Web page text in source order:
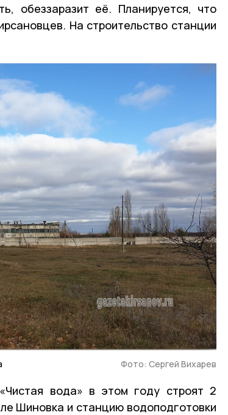
обеззаразит её. Планируется, что
На строительство станции
Фото: Сергей Вихарев
вода» в этом году строят 2
Шиновка и станцию водоподготовки